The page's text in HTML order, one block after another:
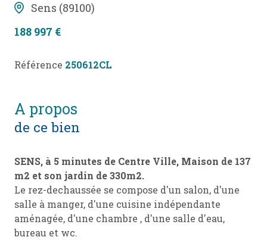
Sens (89100)
188 997 €
Référence 250612CL
a propos
de ce bien
SENS, à 5 minutes de Centre Ville, Maison de 137
m2 et son jardin de 330m2.
Le rez-dechaussée se compose d'un salon, d'une
salle à manger, d'une cuisine indépendante
aménagée, d'une chambre , d'une salle d'eau,
bureau et wc.